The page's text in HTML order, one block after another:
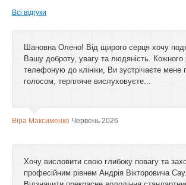
Всі відгуки
Шановна Олено! Від щирого серця хочу
Вашу доброту, увагу та людяність. Кожного
телефоную до клініки, Ви зустрічаєте мене
голосом, терпляче вислуховуєте...
Віра Максименко Червень 2026
Хочу висловити свою глибоку повагу та
професійним рівнем Андрія Вікторовича